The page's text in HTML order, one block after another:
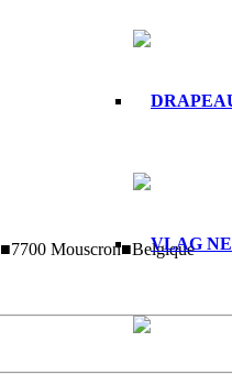
■7700 Mouscron■Belgique